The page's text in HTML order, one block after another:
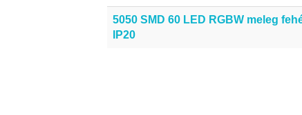
5050 SMD 60 LED RGBW meleg
IP20